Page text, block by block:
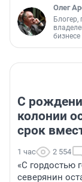
Олег
Блогер,
бизнесе
С
колонии
срок
1 час 2 554
«С гордостью
северянин